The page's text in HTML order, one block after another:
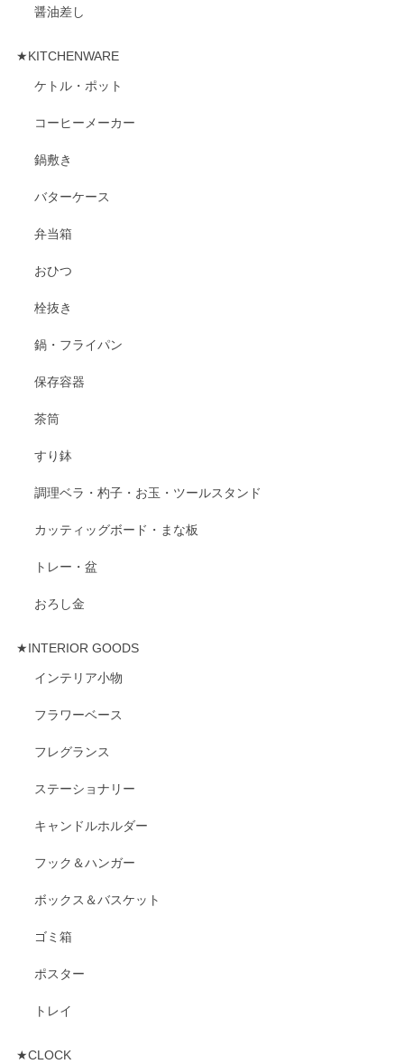
醤油差し
★KITCHENWARE
ケトル・ポット
コーヒーメーカー
鍋敷き
バターケース
弁当箱
おひつ
栓抜き
鍋・フライパン
保存容器
茶筒
すり鉢
調理ベラ・杓子・お玉・ツールスタンド
カッティッグボード・まな板
トレー・盆
おろし金
★INTERIOR GOODS
インテリア小物
フラワーベース
フレグランス
ステーショナリー
キャンドルホルダー
フック＆ハンガー
ボックス＆バスケット
ゴミ箱
ポスター
トレイ
★CLOCK